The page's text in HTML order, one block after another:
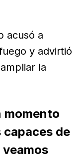
acusó a
y advirtió
la
momento
capaces de